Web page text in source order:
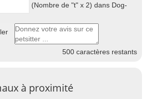
(Nombre de "t" x 2) dans Dog-
500 caractères restants
à proximité